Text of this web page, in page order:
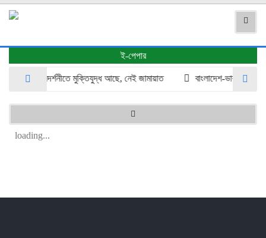
ই-পেপার
জামায়াতের প্রদর্শনীতে মুক্তিযুদ্ধ আছে, নেই জামায়াত বাংলাদেশ-ভারত
loading...